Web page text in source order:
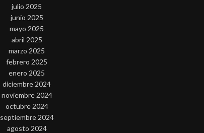
julio 2025
junio 2025
mayo 2025
abril 2025
marzo 2025
febrero 2025
enero 2025
diciembre 2024
noviembre 2024
octubre 2024
septiembre 2024
agosto 2024